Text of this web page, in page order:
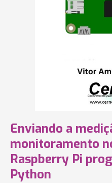
Enviando a
monitoramento
Raspberry Pi
Python